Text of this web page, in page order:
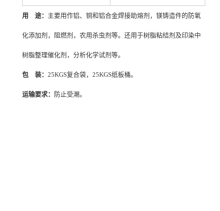
用 途： 主要用作铝、铜和铝合金焊接助熔剂，镁铸造件的防氧
化添加剂，阻燃剂，农用杀虫剂等。还用于树脂粘结剂及印染中
树脂整理催化剂，分析化学试剂等。
包 装： 25KGS复合袋，25KGS纸板桶。
运输要求： 防止受潮。